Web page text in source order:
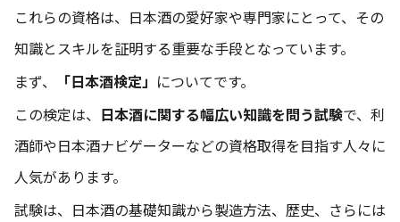
これらの資格は、日本酒の愛好家や専門家にとって、その
知識とスキルを証明する重要な手段となっています。
まず、
「日本酒検定」 についてです。
この検定は、 日本酒に関する幅広い知識を問う試験で、利
酒師や日本酒ナビゲーターなどの資格取得を目指す人々に
人気があります。
試験は、日本酒の基礎知識から製造方法、歴史、さらには